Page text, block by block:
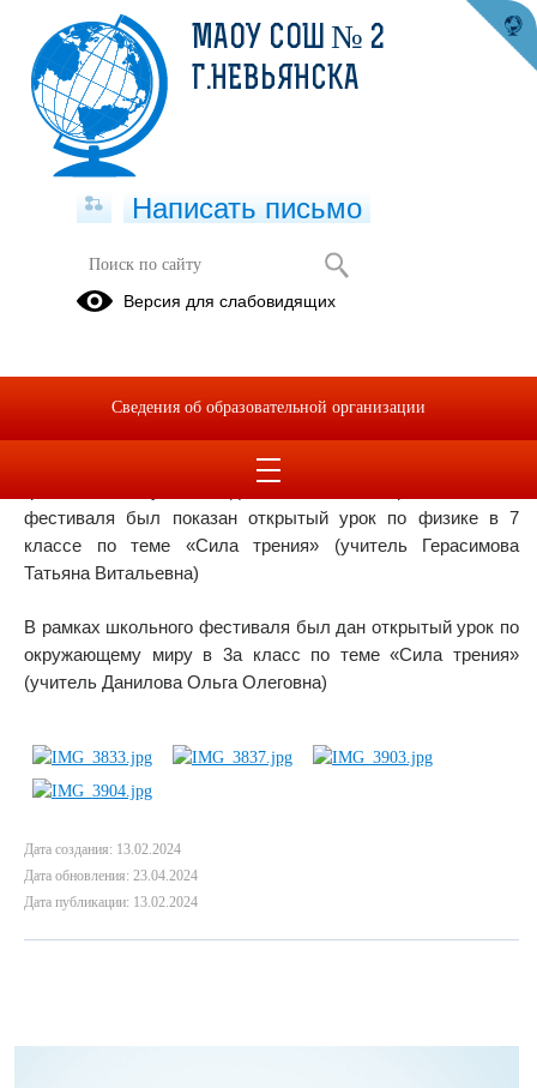
Открытый урок по физике "Сила
трения"
В декабре 2023 года в МАОУ СОШ № 2 в честь окончания
фестиваль открытых уроков «Функциональная
фестиваля был показан открытый урок по физике в 7
классе по теме «Сила трения» (учитель Герасимова
Татьяна Витальевна)
В рамках школьного фестиваля был дан открытый урок по
окружающему миру в 3а класс по теме «Сила трения»
(учитель Данилова Ольга Олеговна)
Дата создания: 13.02.2024
Дата обновления: 23.04.2024
Дата публикации: 13.02.2024
МАОУ СОШ № 2
Г.НЕВЬЯНСКА
Написать письмо
Версия для слабовидящих
Сведения об образовательной организации